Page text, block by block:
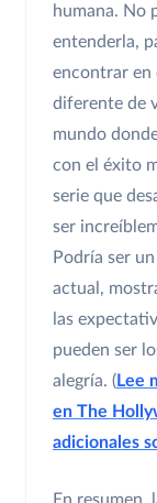
humana. No
entenderla,
encontrar en
diferente de
mundo
con el éxito
serie que
ser
Podría ser
actual,
las
pueden ser
alegría. (Lee
en The
adicionales